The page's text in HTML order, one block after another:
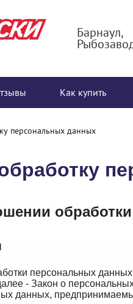
Барнаул,
Как купить
персональных данных
персональных
- Закон о
данных,